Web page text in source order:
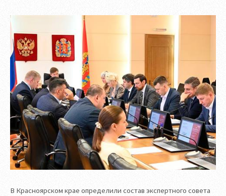
В Красноярском крае определили состав экспертного совета